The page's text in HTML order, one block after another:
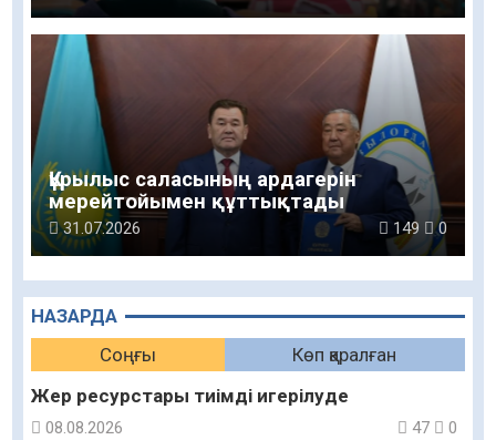
НАЗАРДА
Соңғы
Көп қаралған
Жер ресурстары тиімді игерілуде
08.08.2026 47 0
Құрылыс саласының ардагерін
мерейтойымен құттықтады
31.07.2026 149 0